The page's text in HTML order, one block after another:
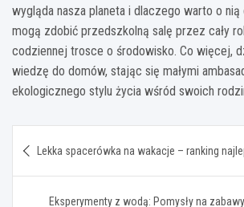
wygląda nasza planeta i dlaczego warto o
mogą zdobić przedszkolną salę przez cały
codziennej trosce o środowisko. Co więcej,
wiedzę do domów, stając się małymi
ekologicznego stylu życia wśród swoich
wpisu
Lekka spacerówka na wakacje – ranking
Eksperymenty z wodą: Pomysły na